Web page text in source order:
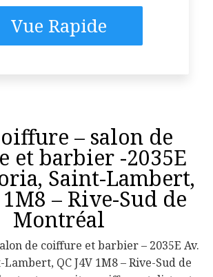
Vue Rapide
– salon de
et barbier -2035E
Saint-Lambert,
1M8 – Rive-Sud de
Montréal
de coiffure et barbier – 2035E Av.
QC J4V 1M8 – Rive-Sud de